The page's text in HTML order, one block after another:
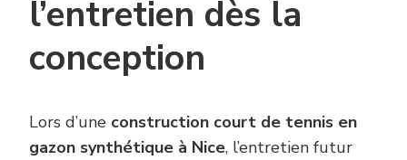
l’entretien dès la
conception
Lors d’une construction court de tennis en
gazon synthétique à Nice, l’entretien futur